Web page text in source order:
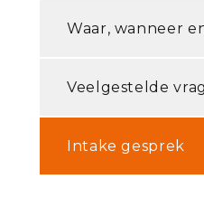
Waar, wanneer
Veelgestelde
Intake gesprek